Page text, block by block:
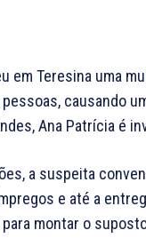
em Teresina uma
causando
Ana Patrícia é
a suspeita
e até a
montar o